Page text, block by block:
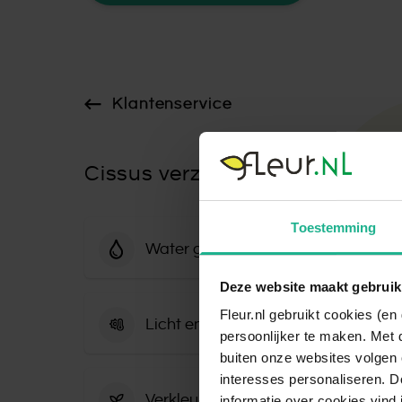
Toestemming
Deze website maakt
Fleur.nl gebruikt cookies
persoonlijker te maken. Met
buiten onze websites
interesses personaliseren.
Klantenservice
Cissus verzorging
Water geven aan Cissus
De Cissus is een plant die constant in
staan. De grond mag niet uitdrogen.
dat de wortels niet in een laagje water
wortelrot veroorzaken. Het is dan ook aan
regelmatig kleine hoeveelheden water te
enkele keer een grote plens. Tijdens de
Licht en warmte voor Cissus
De Cissus houdt van veel zonlicht, zonder
plek voor het raam op het noorden is dan